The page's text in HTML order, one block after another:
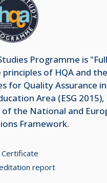
Programme is
of HQA and the
for Quality Assurance
Area (ESG 2015),
the National and
Framework.
Certificate
report